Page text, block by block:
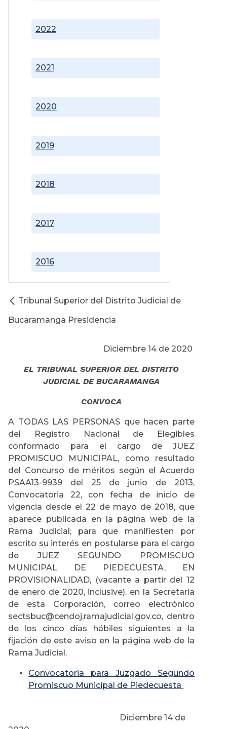
2016
2017
2018
2019
2020
2021
2022
Tribunal Superior del Distrito Judicial de
Bucaramanga Presidencia
Diciembre 14 de 2020
EL TRIBUNAL SUPERIOR DEL DISTRITO
JUDICIAL DE BUCARAMANGA
CONVOCA
A TODAS LAS PERSONAS que hacen parte
del Registro Nacional de Elegibles
conformado para el cargo de JUEZ
PROMISCUO MUNICIPAL, como resultado
del Concurso de méritos según el Acuerdo
PSAA13-9939 del 25 de junio de 2013,
Convocatoria 22, con fecha de inicio de
vigencia desde el 22 de mayo de 2018, que
aparece publicada en la página web de la
Rama Judicial; para que manifiesten por
escrito su interés en postularse para el cargo
de JUEZ SEGUNDO PROMISCUO
MUNICIPAL DE PIEDECUESTA, EN
PROVISIONALIDAD, (vacante a partir del 12
de enero de 2020, inclusive), en la Secretaría
de esta Corporación, correo electrónico
sectsbuc@cendoj.ramajudicial.gov.co, dentro
de los cinco días hábiles siguientes a la
fijación de este aviso en la página web de la
Rama Judicial.
Convocatoria para Juzgado Segundo
Promiscuo Municipal de Piedecuesta
Diciembre 14 de